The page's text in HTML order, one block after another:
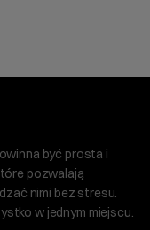
być prosta i
pozwalają
nimi bez stresu.
w jednym miejscu.